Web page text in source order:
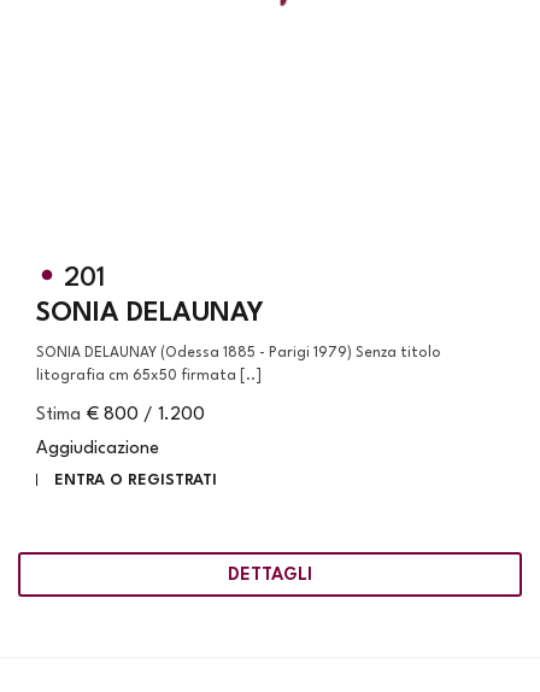
201
SONIA DELAUNAY
SONIA DELAUNAY (Odessa 1885 - Parigi 1979) Senza titolo
litografia cm 65x50 firmata [..]
Stima € 800 / 1.200
Aggiudicazione
ENTRA O REGISTRATI
DETTAGLI